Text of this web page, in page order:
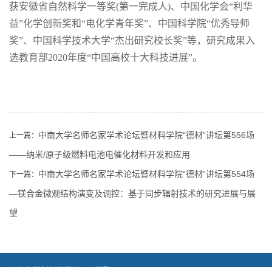
获安徽省自然科学一等奖(第一完成人)、中国化学会“利华
益”化学创新奖和“电化学青年奖”、中国科学院“优秀导师
奖”、中国科学技术大学“杰出研究校长奖”等， 研究成果入
选教育部2020年度“中国高校十大科技进展”。
上一篇： 中南大学名师名家学术论坛暨材料学院“德材”讲坛第556场
——纳米/原子级燃料电池电催化材料开发和应用
下一篇： 中南大学名师名家学术论坛暨材料学院“德材”讲坛第554场
—镁合金微观结构演变及调控：基于同步辐射技术的研究进展与展
望